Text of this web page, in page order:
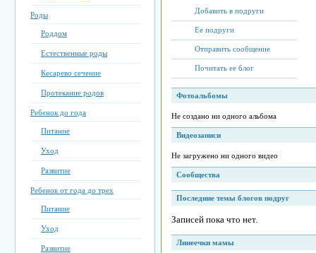
Роды
Роддом
Естественные роды
Кесарево сечение
Протекание родов
Ребенок до года
Питание
Уход
Развитие
Ребенок от года до трех
Питание
Уход
Развитие
Добавить в подруги
Ее подруги
Отправить сообщение
Почитать ее блог
Фотоальбомы
Не создано ни одного альбома
Видеозаписи
Не загружено ни одного видео
Сообщества
Последние темы блогов подруг
Записей пока что нет.
Линеечки мамы